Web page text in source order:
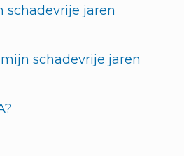
schadevrije jaren
schadevrije jaren